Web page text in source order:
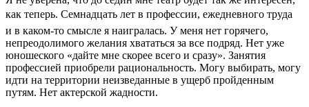
как теперь. Семнадцать лет в профессии, ежедневного труда 
и в каком-то смысле я наигралась. У меня нет горячего,
непреодолимого желания хвататься за все подряд. Нет уже
юношеского «дайте мне скорее всего и сразу». Занятия
профессией приобрели рациональность. Могу выбирать, могу
идти на территории неизведанные в ущерб пройденным
путям. Нет актерской жадности.